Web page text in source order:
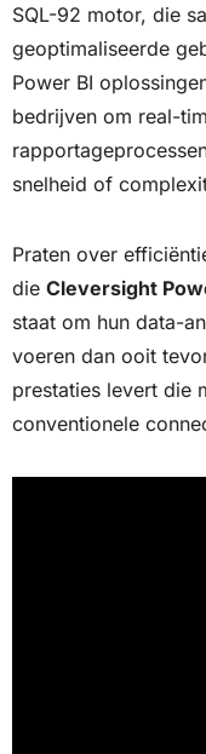
SQL-92 motor, die
geoptimaliseerde
Power BI
bedrijven om real-
snelheid of
Praten over
die Cleversight
staat om hun data-
voeren dan ooit
prestaties levert die
conventionele